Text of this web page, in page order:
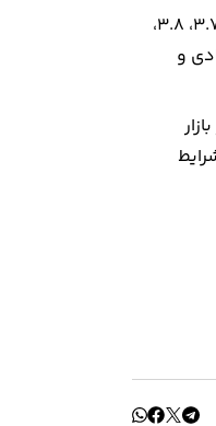
بازار سرمایه از ۲۴ آبان روند افزایشی داشت و طی این مدت رکوردهای جدیدی را با ورود به کانال‌های ۳.۳، ۳.۴، ۳.۵، ۳.۶، ۳.۷، ۳.۸،
و